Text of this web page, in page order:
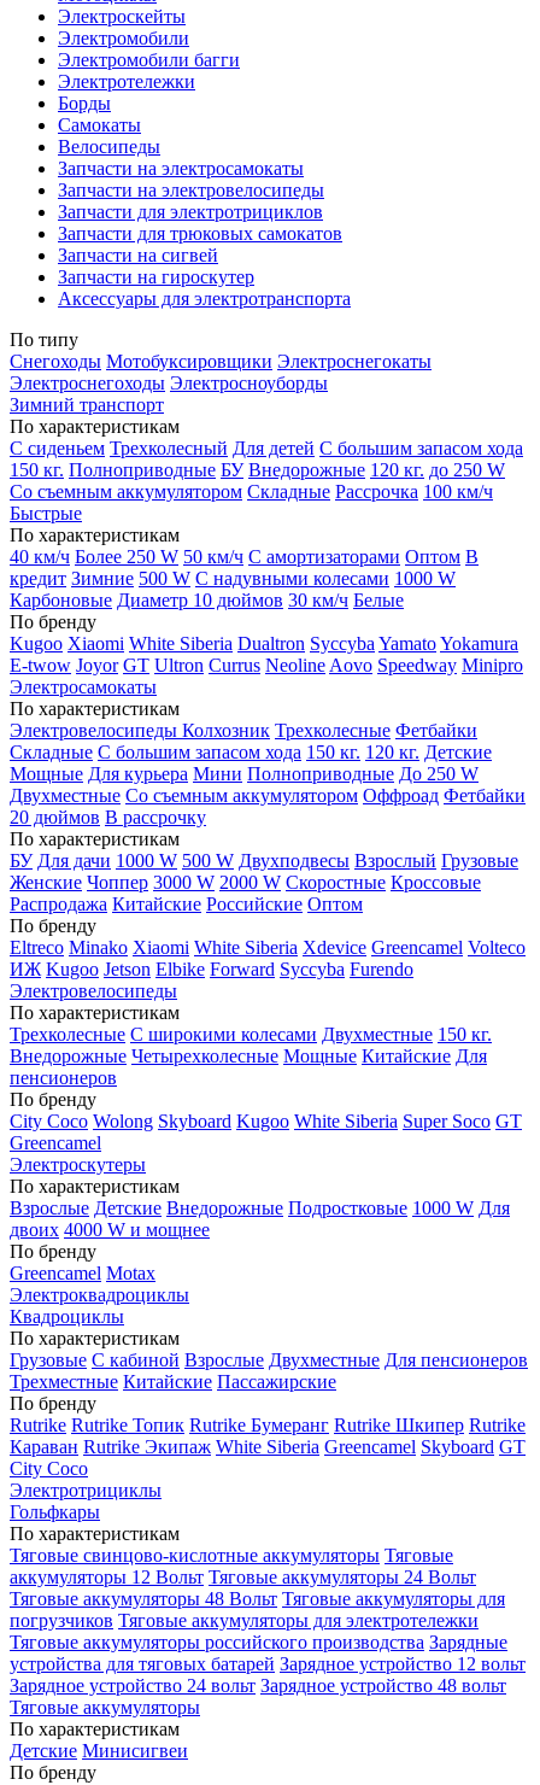
Электроскейты
Электромобили
Электромобили багги
Электротележки
Борды
Самокаты
Велосипеды
Запчасти на электросамокаты
Запчасти на электровелосипеды
Запчасти для электротрициклов
Запчасти для трюковых самокатов
Запчасти на сигвей
Запчасти на гироскутер
Аксессуары для электротранспорта
По типу
Снегоходы Мотобуксировщики Электроснегокаты
Электроснегоходы Электросноуборды
Зимний транспорт
По характеристикам
С сиденьем Трехколесный Для детей С большим запасом хода
150 кг. Полноприводные БУ Внедорожные 120 кг. до 250 W
Со съемным аккумулятором Складные Рассрочка 100 км/ч
Быстрые
По характеристикам
40 км/ч Более 250 W 50 км/ч С амортизаторами Оптом В
кредит Зимние 500 W С надувными колесами 1000 W
Карбоновые Диаметр 10 дюймов 30 км/ч Белые
По бренду
Kugoo Xiaomi White Siberia Dualtron Syccyba YamatoYokamura
E-twow Joyor GT Ultron Currus Neoline Aovo Speedway Minipro
Электросамокаты
По характеристикам
Электровелосипеды Колхозник Трехколесные Фетбайки
Складные С большим запасом хода 150 кг. 120 кг. Детские
Мощные Для курьера Мини Полноприводные До 250 W
Двухместные Со съемным аккумулятором Оффроад Фетбайки
20 дюймов В рассрочку
По характеристикам
БУ Для дачи 1000 W 500 W Двухподвесы Взрослый Грузовые
Женские Чоппер 3000 W 2000 W Скоростные Кроссовые
Распродажа Китайские Российские Оптом
По бренду
Eltreco Minako Xiaomi White Siberia Xdevice Greencamel Volteco
ИЖ Kugoo Jetson Elbike Forward Syccyba Furendo
Электровелосипеды
По характеристикам
Трехколесные С широкими колесами Двухместные 150 кг.
Внедорожные Четырехколесные Мощные Китайские Для
пенсионеров
По бренду
City Coco Wolong Skyboard Kugoo White Siberia Super Soco GT
Greencamel
Электроскутеры
По характеристикам
Взрослые Детские Внедорожные Подростковые 1000 W Для
двоих 4000 W и мощнее
По бренду
Greencamel Motax
Электроквадроциклы
Квадроциклы
По характеристикам
Грузовые С кабиной Взрослые Двухместные Для пенсионеров
Трехместные Китайские Пассажирские
По бренду
Rutrike Rutrike Топик Rutrike Бумеранг Rutrike Шкипер Rutrike
Караван Rutrike Экипаж White Siberia Greencamel Skyboard GT
City Coco
Электротрициклы
Гольфкары
По характеристикам
Тяговые свинцово-кислотные аккумуляторы Тяговые
аккумуляторы 12 Вольт Тяговые аккумуляторы 24 Вольт
Тяговые аккумуляторы 48 Вольт Тяговые аккумуляторы для
погрузчиков Тяговые аккумуляторы для электротележки
Тяговые аккумуляторы российского производства Зарядные
устройства для тяговых батарей Зарядное устройство 12 вольт
Зарядное устройство 24 вольт Зарядное устройство 48 вольт
Тяговые аккумуляторы
По характеристикам
Детские Минисигвеи
По бренду